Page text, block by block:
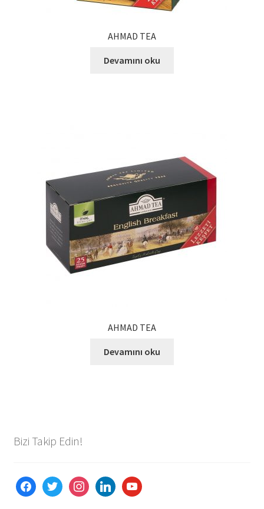
AHMAD TEA
Devamını oku
AHMAD TEA
Devamını oku
Bizi Takip Edin!
facebooktwitter instagramlinkedinyoutube